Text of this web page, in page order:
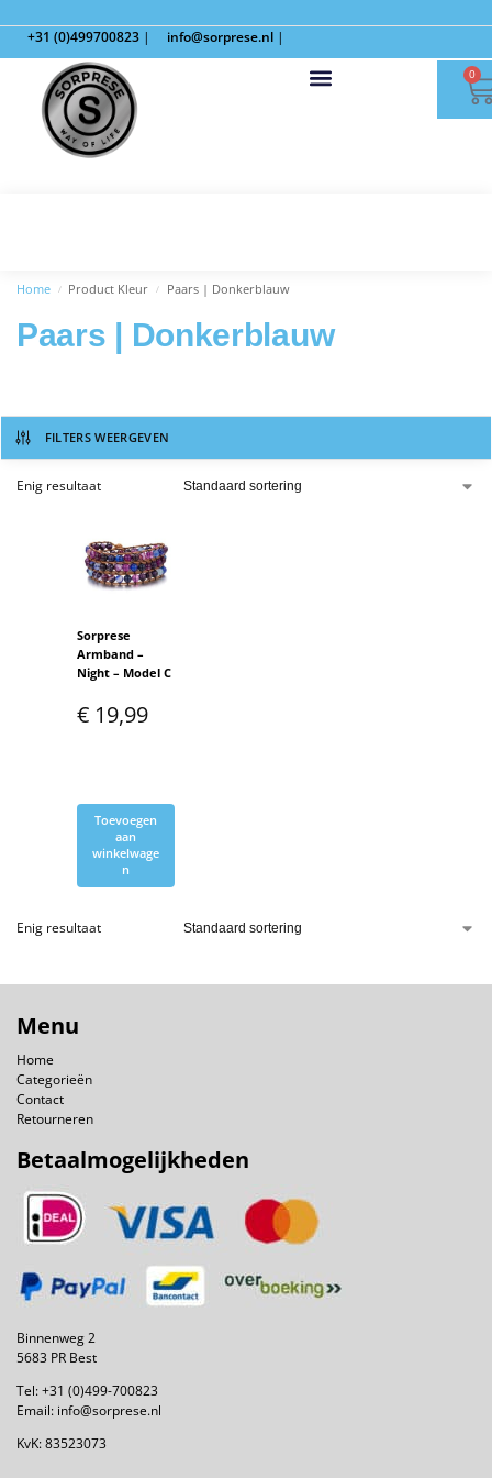
+31 (0)499700823 | info@sorprese.nl |
0
Home / Product Kleur / Paars | Donkerblauw
Paars | Donkerblauw
FILTERS WEERGEVEN
Enig resultaat
Sorprese
Armband –
Night – Model C
€ 19,99
Toevoegen
aan
winkelwage
n
Enig resultaat
Menu
Home
Categorieën
Contact
Retourneren
Betaalmogelijkheden
Binnenweg 2
5683 PR Best
Tel:+31 (0)499-700823
Email: info@sorprese.nl
KvK: 83523073